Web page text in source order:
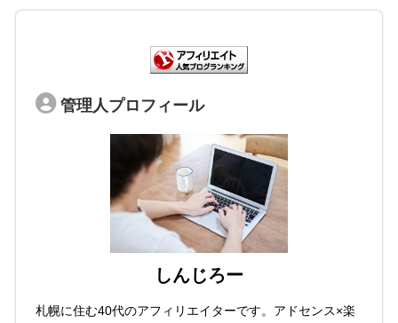
管理人プロフィール
しんじろー
札幌に住む40代のアフィリエイターです。アドセンス×楽